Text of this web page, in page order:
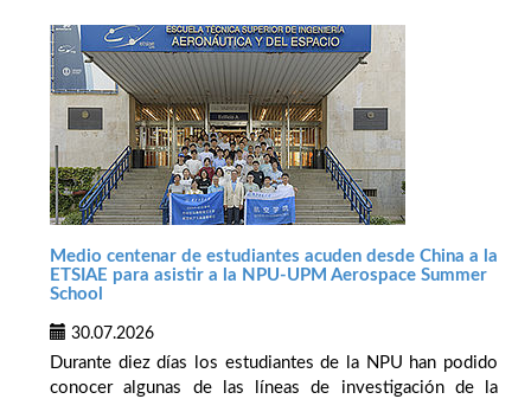
Medio centenar de estudiantes acuden desde China a la
ETSIAE para asistir a la NPU-UPM Aerospace Summer
School
30.07.2026
Durante diez días los estudiantes de la NPU han podido
conocer algunas de las líneas de investigación de la